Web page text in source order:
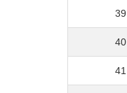
39
40
41